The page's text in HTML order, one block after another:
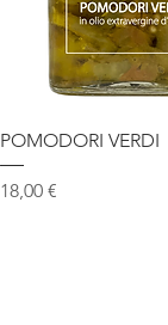
Vista rapida
POMODORI VERDI
Prezzo
18,00 €